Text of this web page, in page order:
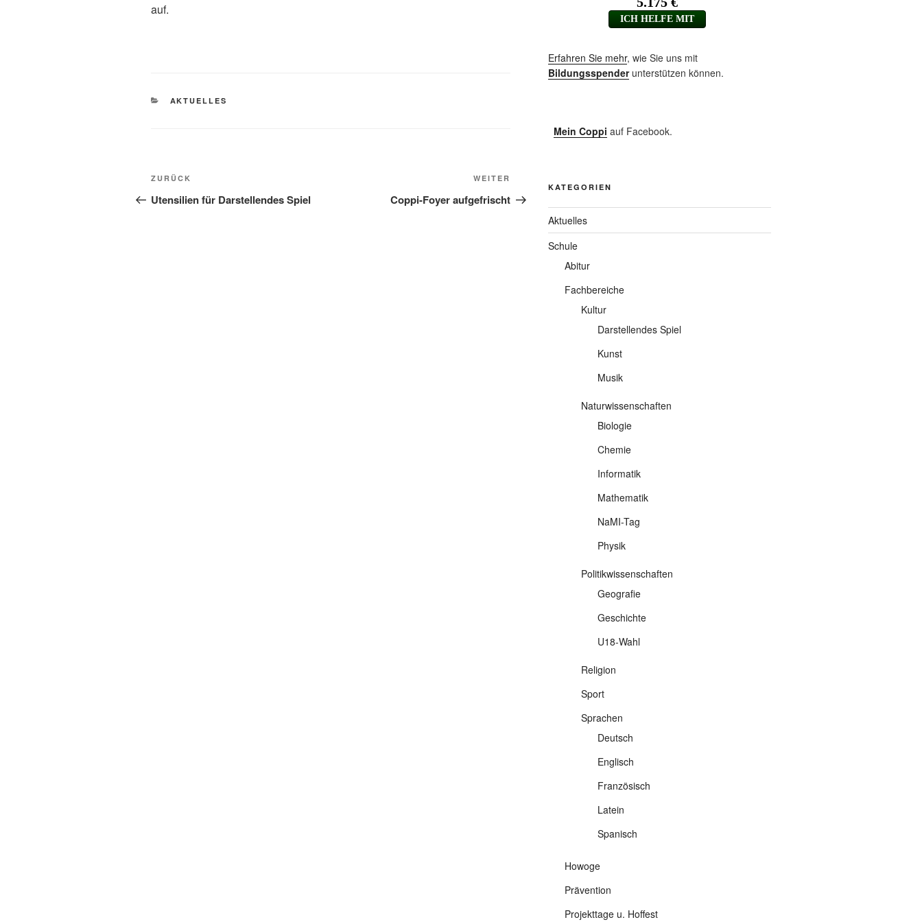
auf.
KATEGORIEN
AKTUELLES
Beitragsnavigation
Vorheriger
Beitrag
ZURÜCK
Utensilien für Darstellendes Spiel
Beitrag
WEITER
Coppi-Foyer aufgefrischt
Erfahren Sie mehr, wie Sie uns mit
Bildungsspenderunterstützen können.
Mein Coppi auf Facebook.
KATEGORIEN
Aktuelles
Schule
Abitur
Fachbereiche
Kultur
Darstellendes Spiel
Kunst
Musik
Naturwissenschaften
Biologie
Chemie
Informatik
Mathematik
NaMI-Tag
Physik
Politikwissenschaften
Geografie
Geschichte
U18-Wahl
Religion
Sport
Sprachen
Deutsch
Englisch
Französisch
Latein
Spanisch
Howoge
Prävention
Projekttage u. Hoffest